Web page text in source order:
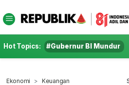
Hot Topics: #Gubernur BI Mundur
Ekonomi Keuangan